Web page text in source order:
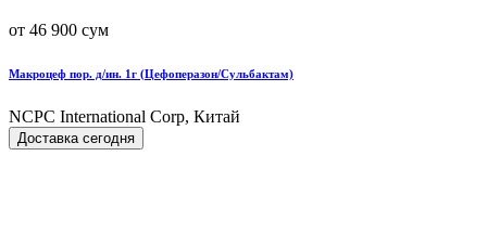
от 46 900 сум
Макроцеф пор. д/ин. 1г (Цефоперазон/Сульбактам)
NCPC International Corp, Китай
Доставка сегодня